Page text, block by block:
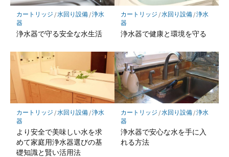
カートリッジ /水回り設備/浄水
器
浄水器で守る安全な水生活
カートリッジ /水回り設備/浄水
器
浄水器で健康と環境を守る
カートリッジ /水回り設備/浄水
器
より安全で美味しい水を求
めて家庭用浄水器選びの基
礎知識と賢い活用法
カートリッジ /水回り設備/浄水
器
浄水器で安心な水を手に入
れる方法